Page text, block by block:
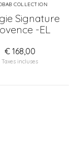
COLLECTION
Signature
-EL
€ 168,00
Taxes incluses